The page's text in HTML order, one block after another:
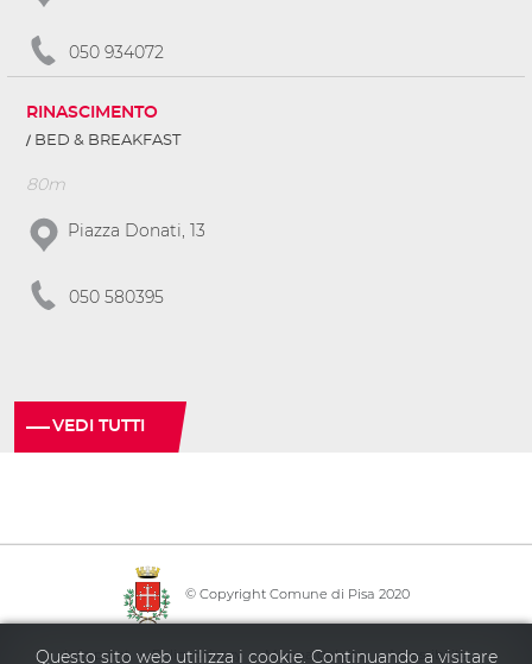
050 934072
RINASCIMENTO
BED & BREAKFAST
80m
Piazza Donati, 13
050 580395
VEDI TUTTI
© Copyright Comune di Pisa 2020
Info point·Policy privacy ·Mappa del sito·Accessibilità
Questo sito web utilizza i cookie. Continuando a visitare